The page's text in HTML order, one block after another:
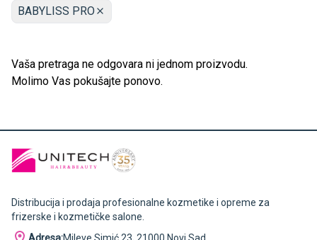
BABYLISS PRO
Vaša pretraga ne odgovara ni jednom proizvodu.
Molimo Vas pokušajte ponovo.
Distribucija i prodaja profesionalne kozmetike i opreme za
frizerske i kozmetičke salone.
Adresa:Mileve Simić 23, 21000 Novi Sad